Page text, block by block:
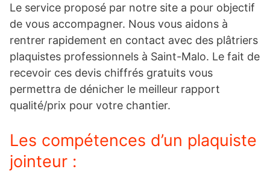
Le service proposé par notre site a pour objectif
de vous accompagner. Nous vous aidons à
rentrer rapidement en contact avec des plâtriers
plaquistes professionnels à Saint-Malo. Le fait de
recevoir ces devis chiffrés gratuits vous
permettra de dénicher le meilleur rapport
qualité/prix pour votre chantier.
Les compétences d’un plaquiste
jointeur :